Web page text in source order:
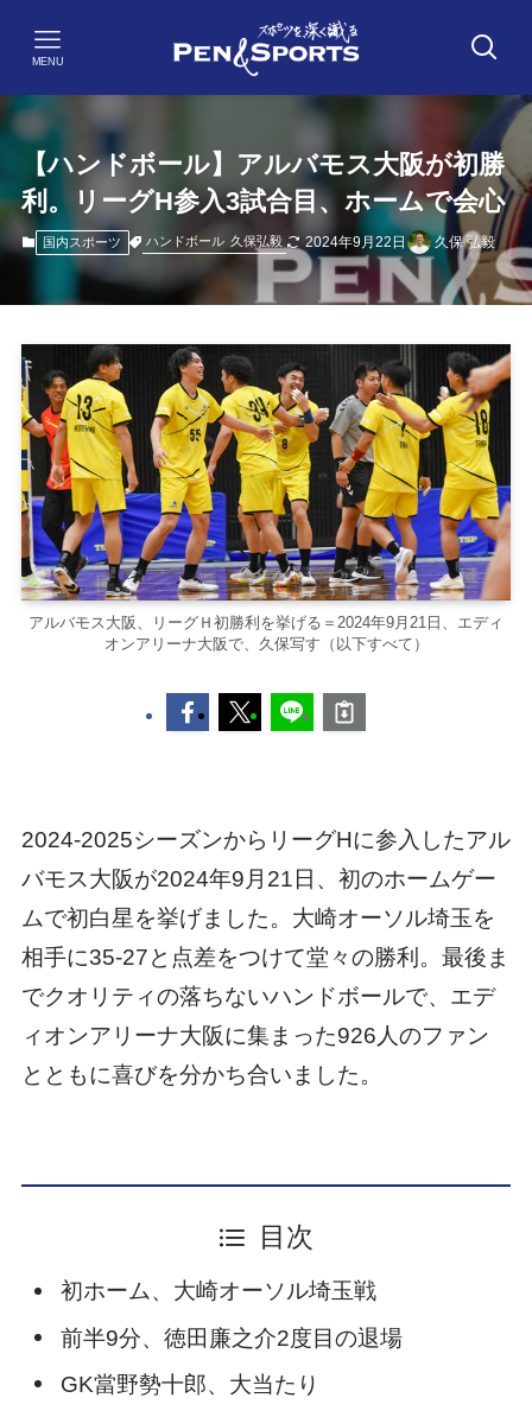
MENU
【ハンドボール】アルバモス大阪が初勝
利。リーグH参入3試合目、ホームで会心
国内スポーツ ハンドボール 久保弘毅 2024年9月22日 久保 弘毅
アルバモス大阪、リーグＨ初勝利を挙げる＝2024年9月21日、エディ
オンアリーナ大阪で、久保写す（以下すべて）
2024-2025シーズンからリーグHに参入したアル
バモス大阪が2024年9月21日、初のホームゲー
ムで初白星を挙げました。大崎オーソル埼玉を
相手に35-27と点差をつけて堂々の勝利。最後ま
でクオリティの落ちないハンドボールで、エデ
ィオンアリーナ大阪に集まった926人のファン
とともに喜びを分かち合いました。
目次
初ホーム、大崎オーソル埼玉戦
前半9分、徳田廉之介2度目の退場
GK當野勢十郎、大当たり